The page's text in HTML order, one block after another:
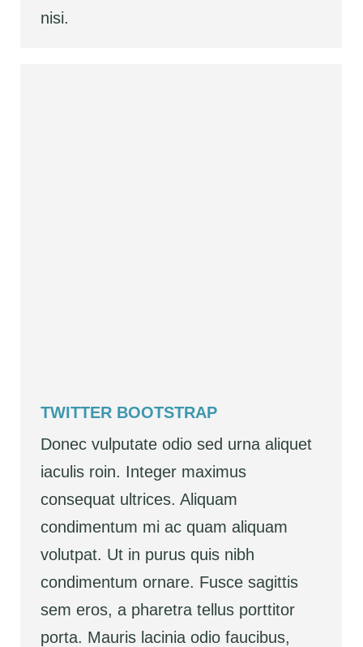
nisi.
TWITTER BOOTSTRAP
Donec vulputate odio sed urna aliquet
iaculis roin. Integer maximus
consequat ultrices. Aliquam
condimentum mi ac quam aliquam
volutpat. Ut in purus quis nibh
condimentum ornare. Fusce sagittis
sem eros, a pharetra tellus porttitor
porta. Mauris lacinia odio faucibus,